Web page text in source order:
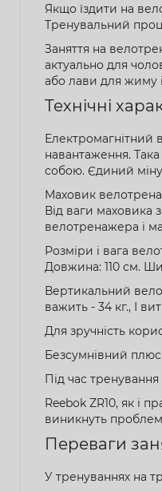
Якщо їздити на
Тренувальний
Заняття на
актуально для
або лави для жиму
Технічні
Електромагнітний
навантаження.
собою. Єдиний
Маховик
Від ваги маховика
велотренажера і
Розміри і вага
Довжина: 110 см.
Вертикальний
важить - 34 кг., І
Для зручність
Безсумнівний плюс
Під час
Reebok ZR10, як і
виникнуть
Переваги
У тренуваннях на